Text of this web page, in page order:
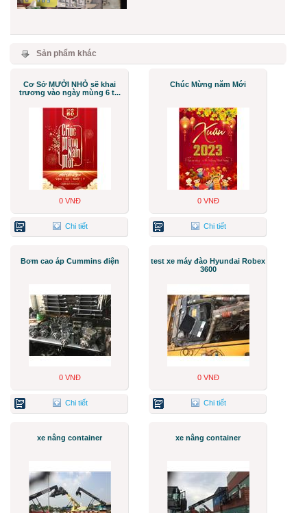
Sản phẩm khác
Cơ Sở MƯỞI NHỎ sẽ khai
trương vào ngày mùng 6 t...
0 VNĐ
Chi tiết
Chúc Mừng năm Mới
0 VNĐ
Chi tiết
Bơm cao áp Cummins điện
0 VNĐ
Chi tiết
test xe máy đào Hyundai Robex
3600
0 VNĐ
Chi tiết
xe nâng container xe nâng container